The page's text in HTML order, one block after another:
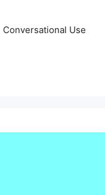
Conversational Use